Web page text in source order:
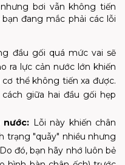
bơi vẫn không tiến
đang mắc phải các lỗi
đầu gối quá mức vai sẽ
ra lực cản nước lớn khiến
thể không tiến xa được.
giữa hai đầu gối hẹp
nước: Lỗi này khiến chân
trạng "quẫy" nhiều nhưng
đó, bạn hãy nhớ luôn bẻ